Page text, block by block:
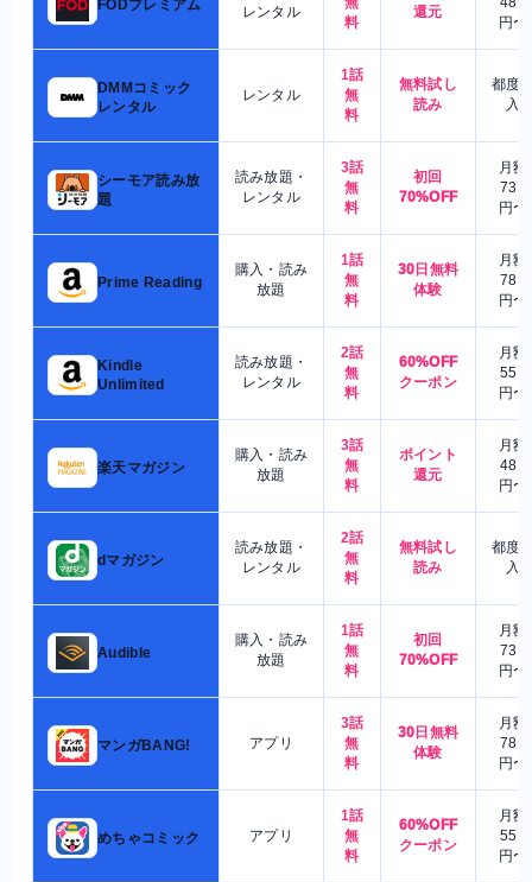
FODプレミアム
レンタル
料
還元
円〜
DMMコミック
レンタル
レンタル
1話
無
料
無料試し
読み
都度
入
シーモア読み放
題
読み放題・
レンタル
3話
無
料
初回
70%OFF
月額
730
円〜
Prime Reading
購入・読み
放題
1話
無
料
30日無料
体験
月額
780
円〜
Kindle
Unlimited
読み放題・
レンタル
2話
無
料
60%OFF
クーポン
月額
550
円〜
楽天マガジン
購入・読み
放題
3話
無
料
ポイント
還元
月額
480
円〜
dマガジン
読み放題・
レンタル
2話
無
料
無料試し
読み
都度
入
Audible
購入・読み
放題
1話
無
料
初回
70%OFF
月額
730
円〜
マンガBANG! アプリ
3話
無
料
30日無料
体験
月額
780
円〜
めちゃコミック アプリ
1話
無
料
60%OFF
クーポン
月額
550
円〜